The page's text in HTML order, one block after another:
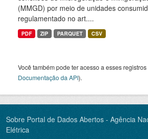
(MMGD) por meio de unidades
regulamentado no art....
PDF ZIP PARQUET CSV
Você também pode ter acesso a esses
Documentação da API).
Sobre Portal de Dados Abertos - Agência
Elétrica